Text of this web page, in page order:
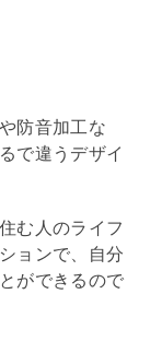
防音加工な
で違うデザイ
む人のライフ
ョンで、自分
ができるので